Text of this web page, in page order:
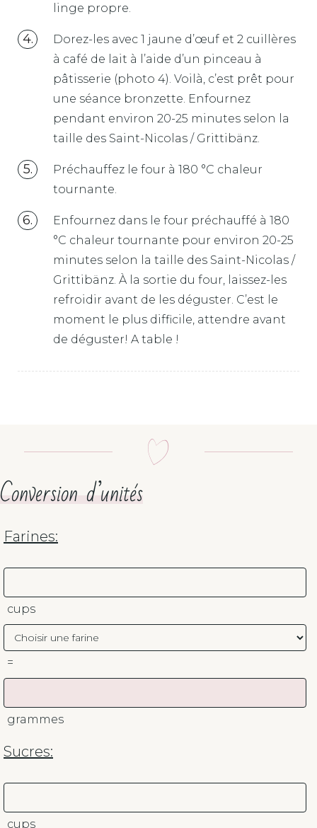
linge propre.
Dorez-les avec 1 jaune d’œuf et 2 cuillères
à café de lait à l’aide d’un pinceau à
pâtisserie (photo 4). Voilà, c’est prêt pour
une séance bronzette. Enfournez
pendant environ 20-25 minutes selon la
taille des Saint-Nicolas / Grittibänz.
Préchauffez le four à 180 °C chaleur
tournante.
Enfournez dans le four préchauffé à 180
°C chaleur tournante pour environ 20-25
minutes selon la taille des Saint-Nicolas /
Grittibänz. À la sortie du four, laissez-les
refroidir avant de les déguster. C’est le
moment le plus difficile, attendre avant
de déguster! A table !
Conversion d’unités
Farines:
cups
=
grammes
Sucres:
cups